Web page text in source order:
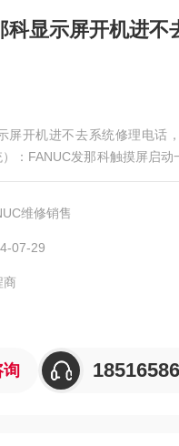
科显示屏开机进不
屏开机进不去系统修理电话
：FANUC发那科触摸屏启动
开机进不了系统界面维修，
科触摸屏启动停在初始化界面
机进度条一直不动维修，
维修销售
07-29
商
询